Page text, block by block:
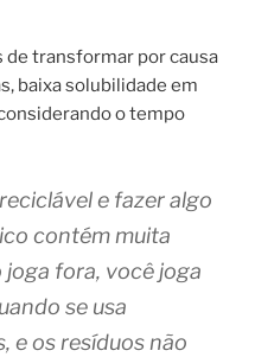
de transformar por causa
baixa solubilidade em
o tempo
e fazer algo
contém muita
fora, você joga
se usa
e os resíduos não